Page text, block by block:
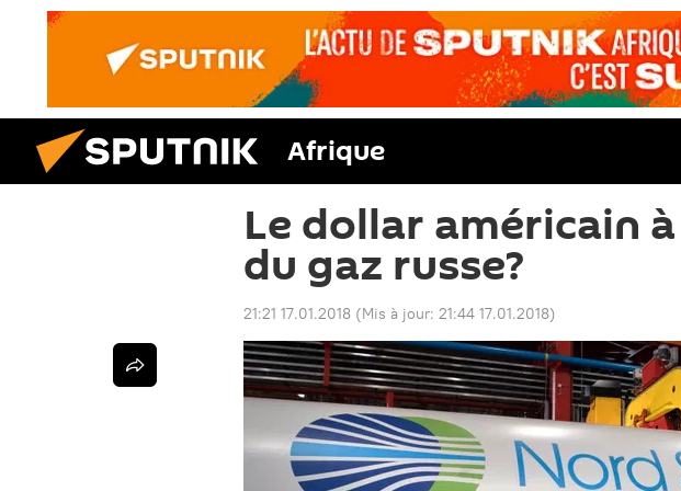
Afrique
Le dollar américain
du gaz russe?
21:21 17.01.2018 (Mis à jour: 21:44 17.01.2018)